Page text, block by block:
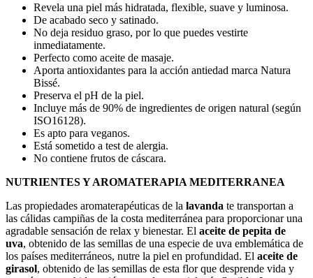
Revela una piel más hidratada, flexible, suave y luminosa.
De acabado seco y satinado.
No deja residuo graso, por lo que puedes vestirte
inmediatamente.
Perfecto como aceite de masaje.
Aporta antioxidantes para la acción antiedad marca Natura
Bissé.
Preserva el pH de la piel.
Incluye más de 90% de ingredientes de origen natural (según
ISO16128).
Es apto para veganos.
Está sometido a test de alergia.
No contiene frutos de cáscara.
NUTRIENTES Y AROMATERAPIA MEDITERRANEA
Las propiedades aromaterapéuticas de la lavanda te transportan a
las cálidas campiñas de la costa mediterránea para proporcionar una
agradable sensación de relax y bienestar. El aceite de pepita de
uva, obtenido de las semillas de una especie de uva emblemática de
los países mediterráneos, nutre la piel en profundidad. El aceite de
girasol, obtenido de las semillas de esta flor que desprende vida y